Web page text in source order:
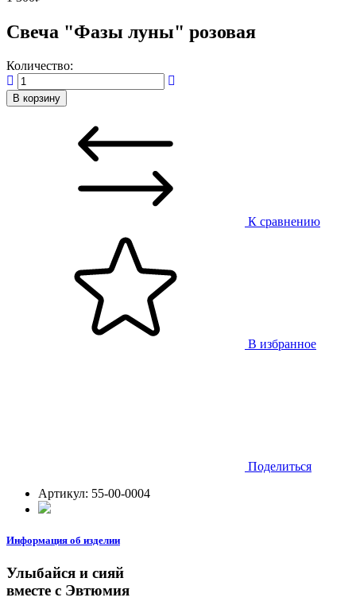
Свеча "Фазы луны" розовая
Количество:
В корзину
К сравнению
В избранное
Поделиться
Артикул: 55-00-0004
Информация об изделии
Улыбайся и сияй
вместе с Эвтюмия